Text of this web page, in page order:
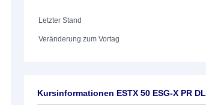
Letzter Stand
Veränderung zum Vortag
Kursinformationen ESTX 50 ESG-X PR DL